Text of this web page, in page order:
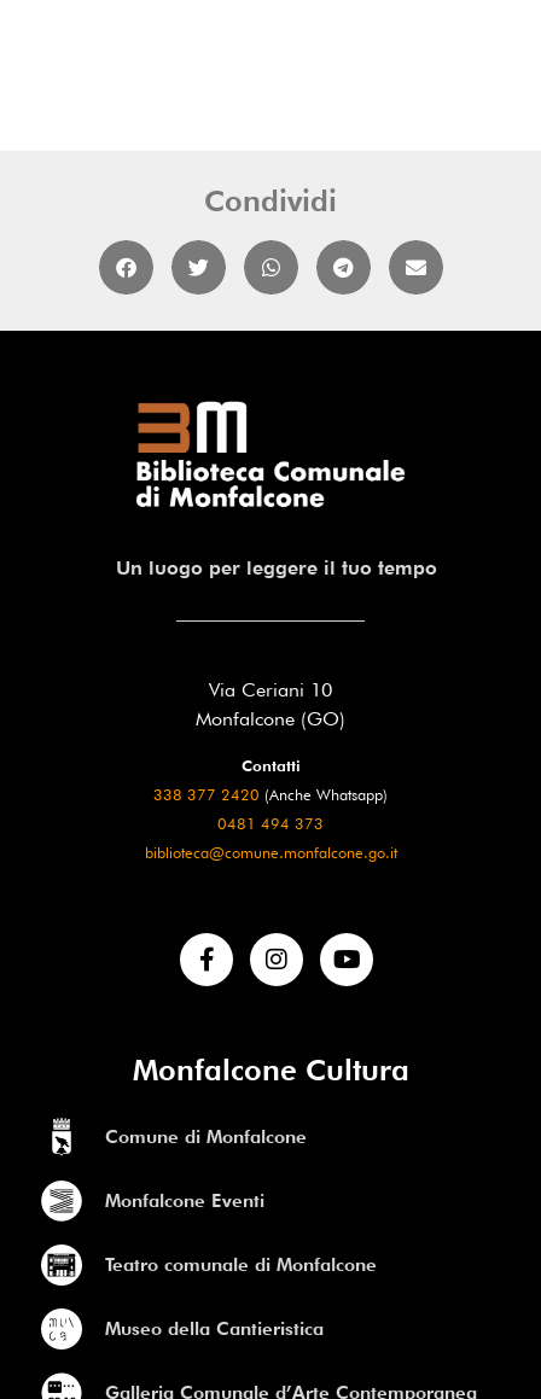
Condividi
Un luogo per leggere il tuo tempo
Via Ceriani 10
Monfalcone (GO)
Contatti
338 377 2420 (Anche Whatsapp)
0481 494 373
biblioteca@comune.monfalcone.go.it
Monfalcone Cultura
Comune di Monfalcone
Monfalcone Eventi
Teatro comunale di Monfalcone
Museo della Cantieristica
Galleria Comunale d’Arte Contemporanea